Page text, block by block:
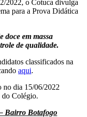
2022, o Cotuca divulga
para a Prova Didática
doce em massa
de qualidade.
classificados na
aqui.
no dia 15/06/2022
do Colégio.
Bairro Botafogo